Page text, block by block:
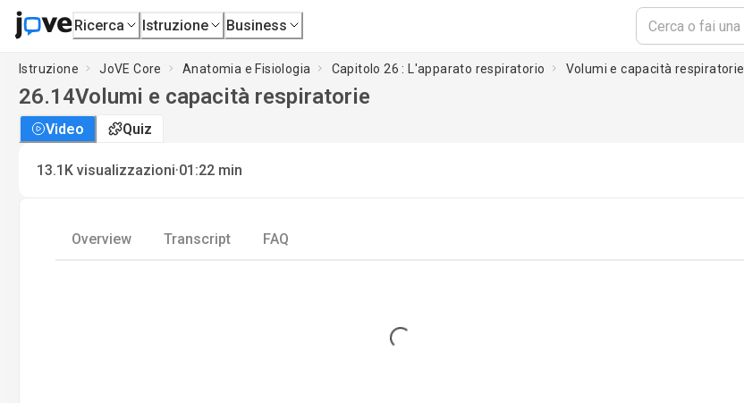
Ricerca Istruzione Business
Istruzione JoVE Core Anatomia e Fisiologia Capitolo 26 : L'apparato respiratorio Volumi e capacità respiratorie
26.14Volumi e capacità respiratorie
Video Quiz
13.1K visualizzazioni·01:22 min
Overview Transcript FAQ
Loading...